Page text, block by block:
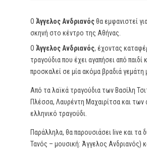
Ο Άγγελος Ανδριανόςθα εμφανιστεί
σκηνή στο κέντρο της Αθήνας.
Ο Άγγελος Ανδριανός, έχοντας
τραγούδια που έχει αγαπήσει από
προσκαλεί σε μία ακόμα βραδιά γεμάτη
Από τα λαϊκά τραγούδια των Βασίλη
Πλέσσα, Λαυρέντη Μαχαιρίτσα και
ελληνικό τραγούδι.
Παράλληλα, θα παρουσιάσει live και τα
Τανός – μουσική: Άγγελος Ανδριανός)